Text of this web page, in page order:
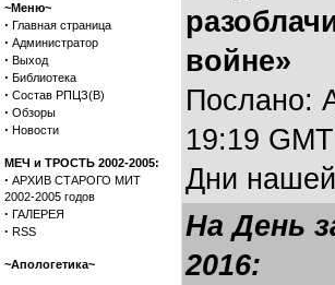
~Меню~
· Главная страница
· Администратор
· Выход
· Библиотека
· Состав РПЦЗ(В)
· Обзоры
· Новости
МЕЧ и ТРОСТЬ 2002-2005:
· АРХИВ СТАРОГО МИТ
2002-2005 годов
· ГАЛЕРЕЯ
· RSS
~Апологетика~
войне»
Послано:
19:19 GMT
Дни
На День
2016: